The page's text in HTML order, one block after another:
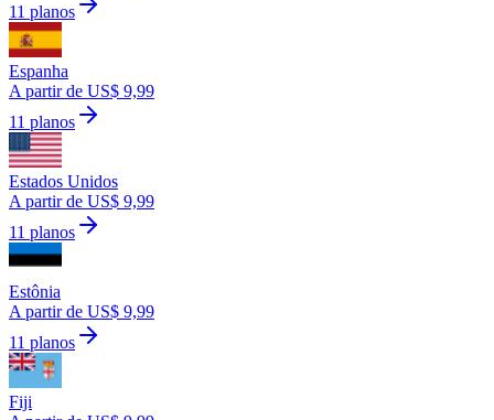
11 planos
Espanha
A partir de US$ 9,99
11 planos
Estados Unidos
A partir de US$ 9,99
11 planos
Estônia
A partir de US$ 9,99
11 planos
Fiji